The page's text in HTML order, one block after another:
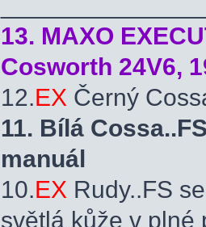
13. MAXO
Cosworth 24V6,
12.EX Černý
11. Bílá
manuál
10.EX Rudy..FS
světlá kůže v plné